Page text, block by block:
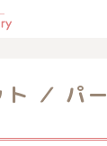
ト ／ パ